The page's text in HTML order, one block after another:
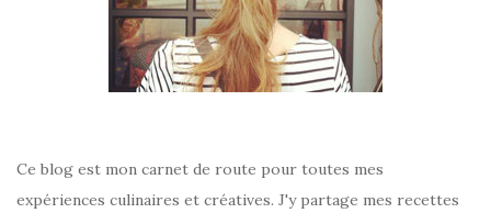
Ce blog est mon carnet de route pour toutes mes
expériences culinaires et créatives. J'y partage mes recettes